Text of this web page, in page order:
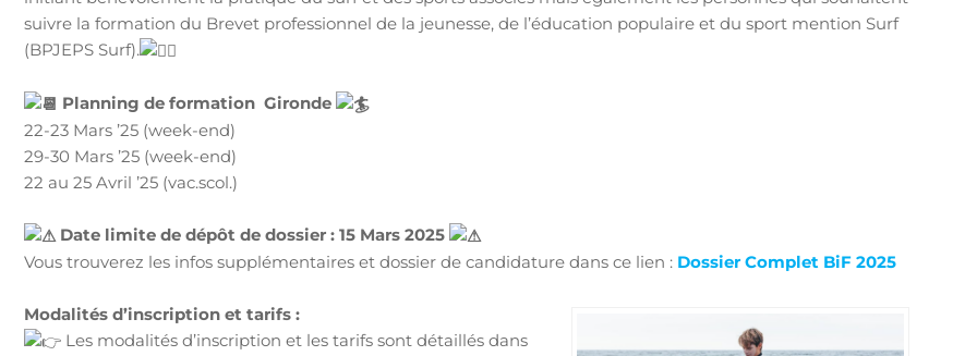
suivre la formation du Brevet professionnel de la jeunesse, de l’éducation populaire et du sport mention Surf
(BPJEPS Surf).
Planning de formation Gironde
22-23 Mars ’25 (week-end)
29-30 Mars ’25 (week-end)
22 au 25 Avril ’25 (vac.scol.)
Date limite de dépôt de dossier : 15 Mars 2025
Vous trouverez les infos supplémentaires et dossier de candidature dans ce lien : Dossier Complet BiF 2025
Modalités d’inscription et tarifs :
Les modalités d’inscription et les tarifs sont détaillés dans